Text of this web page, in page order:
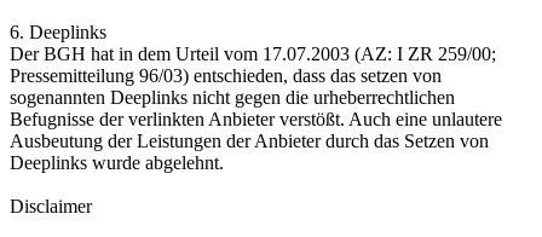
6. Deeplinks
Der BGH hat in dem Urteil vom 17.07.2003 (AZ: I ZR 259/00;
Pressemitteilung 96/03) entschieden, dass das setzen von
sogenannten Deeplinks nicht gegen die urheberrechtlichen
Befugnisse der verlinkten Anbieter verstößt. Auch eine unlautere
Ausbeutung der Leistungen der Anbieter durch das Setzen von
Deeplinks wurde abgelehnt.
Disclaimer